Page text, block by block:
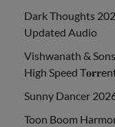
Dark Thoughts
Updated Audio
Vishwanath &
High Speed
Sunny Dancer
Toon Boom